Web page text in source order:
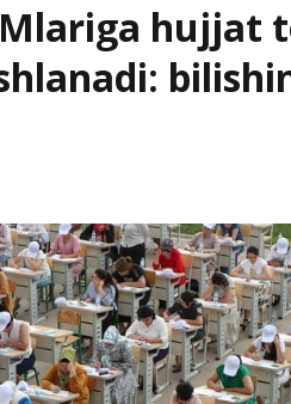
hujjat